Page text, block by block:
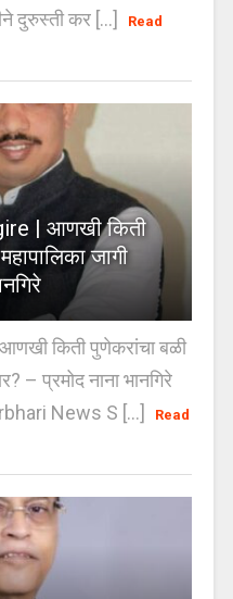
दुरुस्ती कर [...]
Read
| आणखी किती
जागी
किती पुणेकरांचा बळी
– प्रमोद नाना भानगिरे
News S [...]
Read